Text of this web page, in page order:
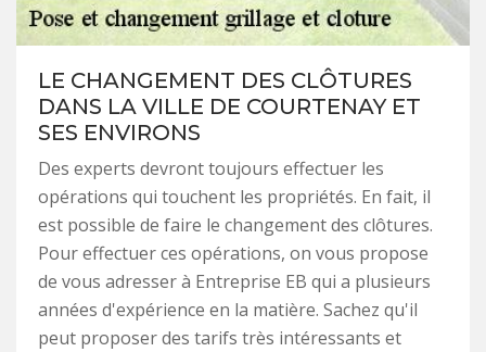
LE CHANGEMENT DES CLÔTURES
DANS LA VILLE DE COURTENAY ET
SES ENVIRONS
Des experts devront toujours effectuer les
opérations qui touchent les propriétés. En fait, il
est possible de faire le changement des clôtures.
Pour effectuer ces opérations, on vous propose
de vous adresser à Entreprise EB qui a plusieurs
années d'expérience en la matière. Sachez qu'il
peut proposer des tarifs très intéressants et